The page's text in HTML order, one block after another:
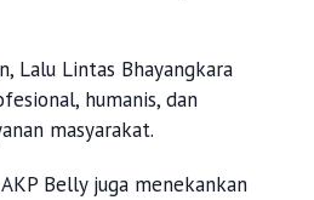
Lalu Lintas Bhayangkara
humanis, dan
masyarakat.
Belly juga menekankan